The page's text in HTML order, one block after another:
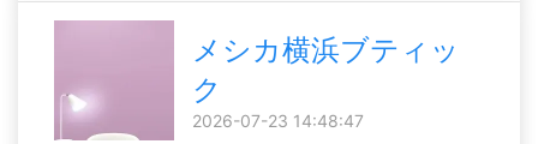
メシカ横浜ブティッ
ク
2026-07-23 14:48:47